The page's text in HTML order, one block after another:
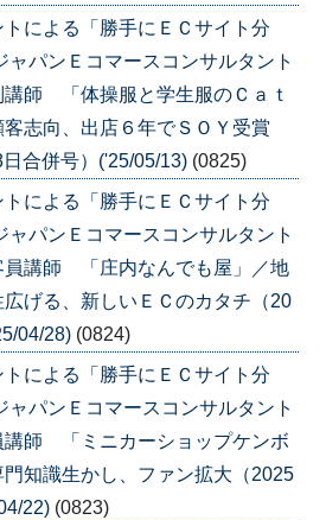
トによる「勝手にＥＣサイト分
パンＥコマースコンサルタント
師 「体操服と学生服のＣａｔ
客志向、出店６年でＳＯＹ受賞
日合併号）('25/05/13) (0825)
トによる「勝手にＥＣサイト分
パンＥコマースコンサルタント
講師 「庄内なんでも屋」／地
げる、新しいＥＣのカタチ（20
04/28) (0824)
トによる「勝手にＥＣサイト分
パンＥコマースコンサルタント
師 「ミニカーショップケンボ
知識生かし、ファン拡大（2025
22) (0823)